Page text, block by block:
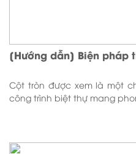
[Hướng dẫn] Biện pháp
Cột tròn được xem là một
công trình biệt thự mang